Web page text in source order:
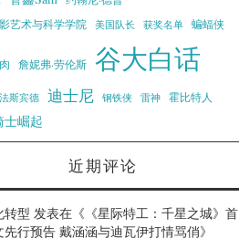
艺术与科学学院 美国队长 获奖名单 蝙蝠侠
詹妮弗·劳伦斯 谷大白话
斯宾德 迪士尼 钢铁侠 雷神 霍比特人
士崛起
近期评论
转型 发表在《 《星际特工：千星之城》首
先行预告 戴涵涵与迪瓦伊打情骂俏》